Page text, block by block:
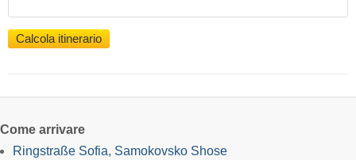
Calcola itinerario
Come arrivare
Ringstraße Sofia, Samokovsko Shose